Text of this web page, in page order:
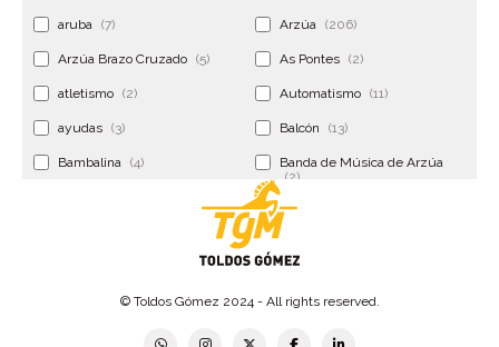
aruba (7) Arzúa (206)
Arzúa Brazo Cruzado (5) As Pontes (2)
atletismo (2) Automatismo (11)
ayudas (3) Balcón (13)
Bambalina (4)
Banda de Música de Arzúa
(2)
Banderolas
© Toldos Gómez 2024 - All rights reserved.